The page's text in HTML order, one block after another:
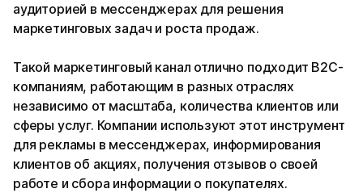
аудиторией в мессенджерах для решения
маркетинговых задач и роста продаж.
Такой маркетинговый канал отлично подходит B2C-
компаниям, работающим в разных отраслях
независимо от масштаба, количества клиентов или
сферы услуг. Компании используют этот инструмент
для рекламы в мессенджерах, информирования
клиентов об акциях, получения отзывов о своей
работе и сбора информации о покупателях.